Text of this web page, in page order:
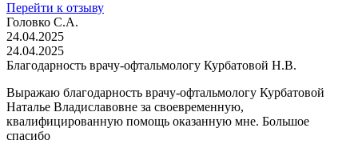
Перейти к отзыву
Головко С.А.
24.04.2025
24.04.2025
Благодарность врачу-офтальмологу Курбатовой Н.В.
Выражаю благодарность врачу-офтальмологу Курбатовой
Наталье Владиславовне за своевременную,
квалифицированную помощь оказанную мне. Большое
спасибо